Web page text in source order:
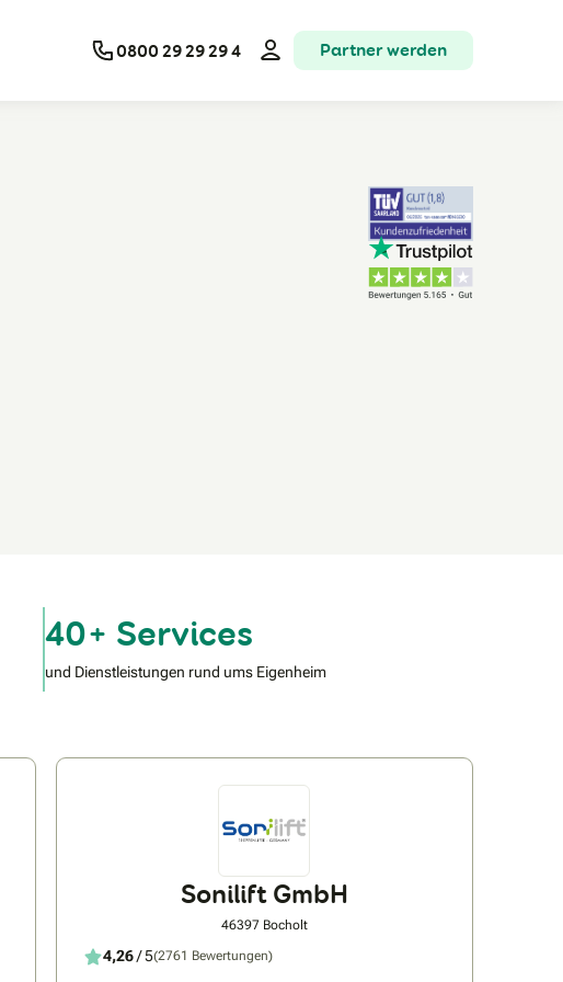
0800 29 29 29 4 Partner werden
40+ Services
und Dienstleistungen rund ums Eigenheim
Sonilift GmbH
46397 Bocholt
4,26/ 5(2761 Bewertungen)